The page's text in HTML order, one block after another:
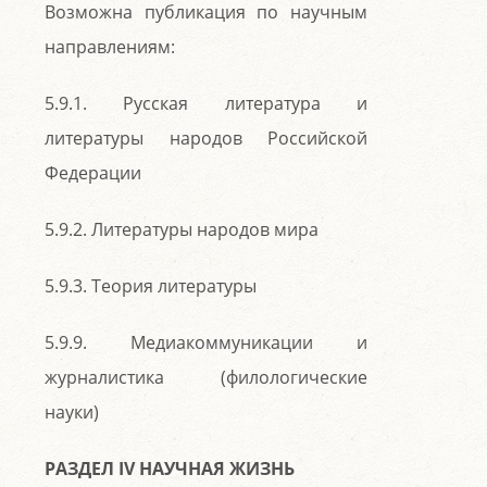
Возможна публикация по научным
направлениям:
5.9.1. Русская литература и
литературы народов Российской
Федерации
5.9.2. Литературы народов мира
5.9.3. Теория литературы
5.9.9. Медиакоммуникации и
журналистика (филологические
науки)
РАЗДЕЛ IV НАУЧНАЯ ЖИЗНЬ